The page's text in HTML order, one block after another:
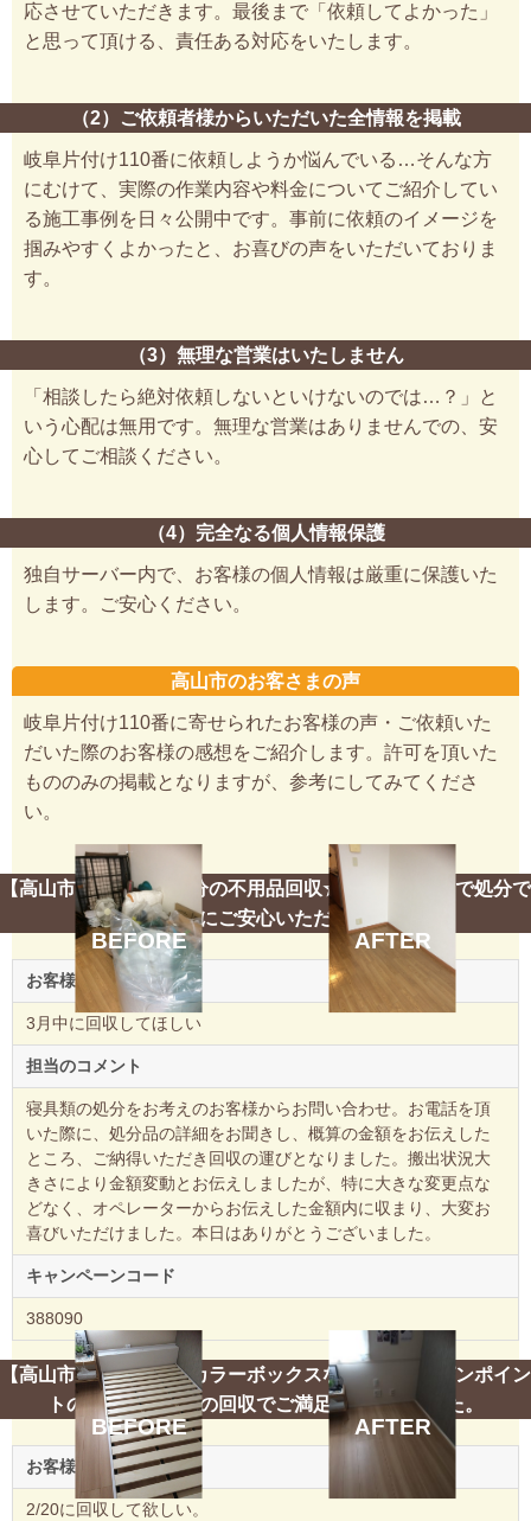
応させていただきます。最後まで「依頼してよかった」
と思って頂ける、責任ある対応をいたします。
（2）ご依頼者様からいただいた全情報を掲載
岐阜片付け110番に依頼しようか悩んでいる…そんな方
にむけて、実際の作業内容や料金についてご紹介してい
る施工事例を日々公開中です。事前に依頼のイメージを
掴みやすくよかったと、お喜びの声をいただいておりま
す。
（3）無理な営業はいたしません
「相談したら絶対依頼しないといけないのでは…？」と
いう心配は無用です。無理な営業はありませんでの、安
心してご相談ください。
（4）完全なる個人情報保護
独自サーバー内で、お客様の個人情報は厳重に保護いた
します。ご安心ください。
高山市のお客さまの声
岐阜片付け110番に寄せられたお客様の声・ご依頼いた
だいた際のお客様の感想をご紹介します。許可を頂いた
もののみの掲載となりますが、参考にしてみてくださ
い。
【高山市】軽トラ一台分の不用品回収☆追加料金なしで処分で
き、お客様にご安心いただけました！
BEFORE AFTER
お客様のご要望
3月中に回収してほしい
担当のコメント
寝具類の処分をお考えのお客様からお問い合わせ。お電話を頂
いた際に、処分品の詳細をお聞きし、概算の金額をお伝えした
ところ、ご納得いただき回収の運びとなりました。搬出状況大
きさにより金額変動とお伝えしましたが、特に大きな変更点な
どなく、オペレーターからお伝えした金額内に収まり、大変お
喜びいただけました。本日はありがとうございました。
キャンペーンコード
388090
【高山市】テレビ台、カラーボックスなどの回収☆ピンポイン
トのご希望日時での回収でご満足いただけました。
BEFORE AFTER
お客様のご要望
2/20に回収して欲しい。